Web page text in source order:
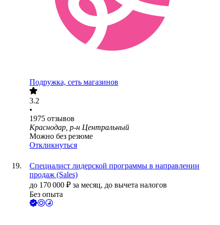
Подружка, сеть магазинов
3.2
•
1975 отзывов
Краснодар, р-н Центральный
Можно без резюме
Откликнуться
Специалист лидерской программы в направлении
продаж (Sales)
до 170 000 ₽ за месяц, до вычета налогов
Без опыта